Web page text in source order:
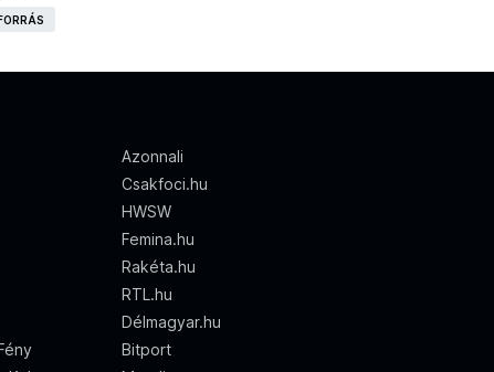
Azonnali
Csakfoci.hu
HWSW
Femina.hu
Rakéta.hu
RTL.hu
Délmagyar.hu
Bitport